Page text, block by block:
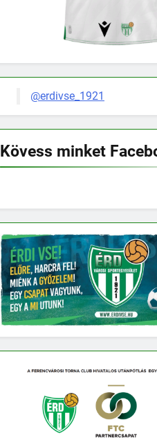
@erdivse_1921
Kövess minket